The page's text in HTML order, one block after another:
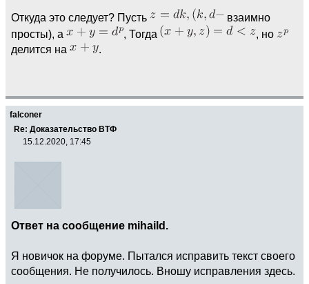
Откуда это следует? Пусть
взаимно
просты), а
, Тогда
, но
делится на
.
falconer
Re: Доказательство ВТФ
15.12.2020, 17:45
Ответ на сообщение mihaild.
Я новичок на форуме. Пытался исправить текст своего
сообщения. Не получилось. Вношу исправления здесь.